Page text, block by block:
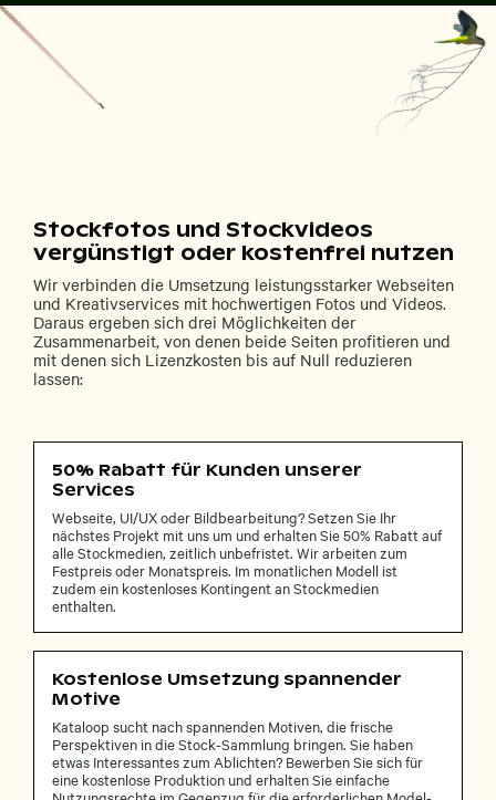
Stockfotos und Stockvideos
vergünstigt oder kostenfrei nutzen
Wir verbinden die Umsetzung leistungsstarker Webseiten
und Kreativservices mit hochwertigen Fotos und Videos.
Daraus ergeben sich drei Möglichkeiten der
Zusammenarbeit, von denen beide Seiten profitieren und
mit denen sich Lizenzkosten bis auf Null reduzieren
lassen:
50% Rabatt für Kunden unserer
Services
Webseite, UI/UX oder Bildbearbeitung? Setzen Sie Ihr
nächstes Projekt mit uns um und erhalten Sie 50% Rabatt auf
alle Stockmedien, zeitlich unbefristet. Wir arbeiten zum
Festpreis oder Monatspreis. Im monatlichen Modell ist
zudem ein kostenloses Kontingent an Stockmedien
enthalten.
Kostenlose Umsetzung spannender
Motive
Kataloop sucht nach spannenden Motiven, die frische
Perspektiven in die Stock-Sammlung bringen. Sie haben
etwas Interessantes zum Ablichten? Bewerben Sie sich für
eine kostenlose Produktion und erhalten Sie einfache